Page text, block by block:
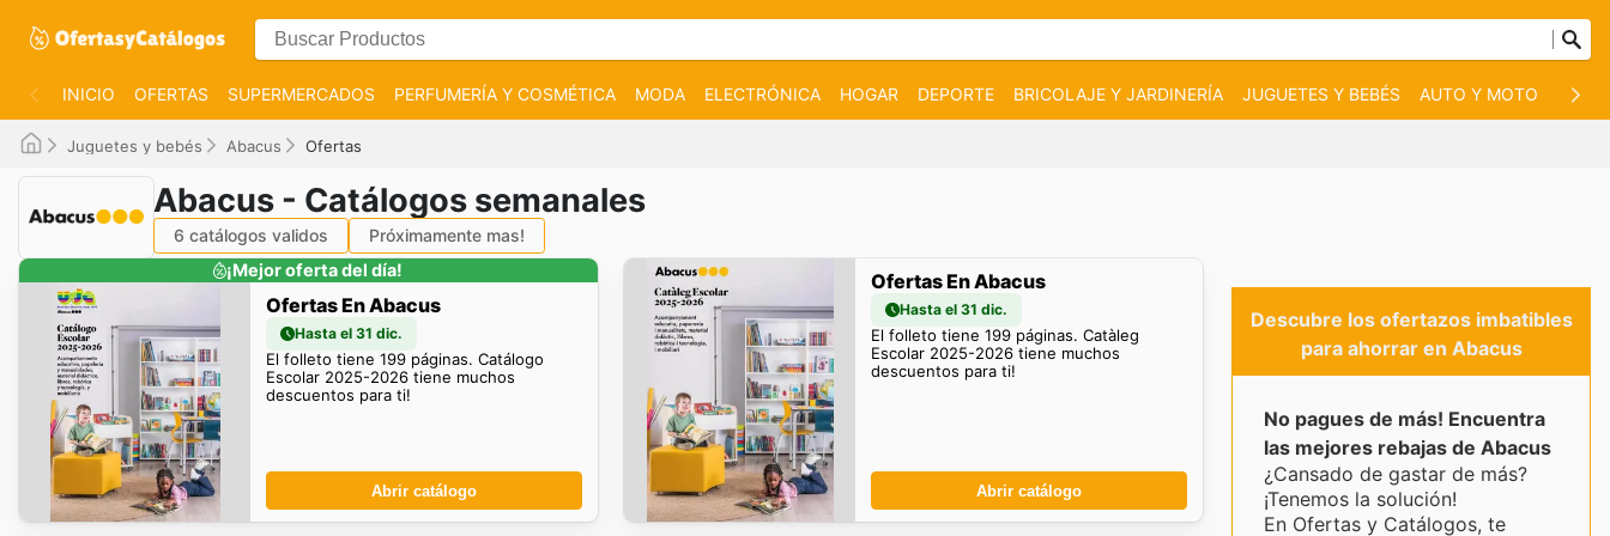
INICIO OFERTAS SUPERMERCADOS PERFUMERÍA Y COSMÉTICA MODA ELECTRÓNICA HOGAR DEPORTE BRICOLAJE Y JARDINERÍA JUGUETES Y BEBÉS AUTO Y MOTO
Juguetes y bebés Abacus Ofertas
Abacus - Catálogos semanales
6 catálogos validos
Próximamente mas!
¡Mejor oferta del día!
Ofertas En Abacus
Hasta el 31 dic.
El folleto tiene 199 páginas. Catálogo
Escolar 2025-2026 tiene muchos
descuentos para ti!
Abrir catálogo
Ofertas En Abacus
Hasta el 31 dic.
El folleto tiene 199 páginas. Catàleg
Escolar 2025-2026 tiene muchos
descuentos para ti!
Abrir catálogo
Descubre los ofertazos imbatibles
para ahorrar en Abacus
No pagues de más! Encuentra
las mejores rebajas de Abacus
¿Cansado de gastar de más?
¡Tenemos la solución!
En Ofertas y Catálogos, te